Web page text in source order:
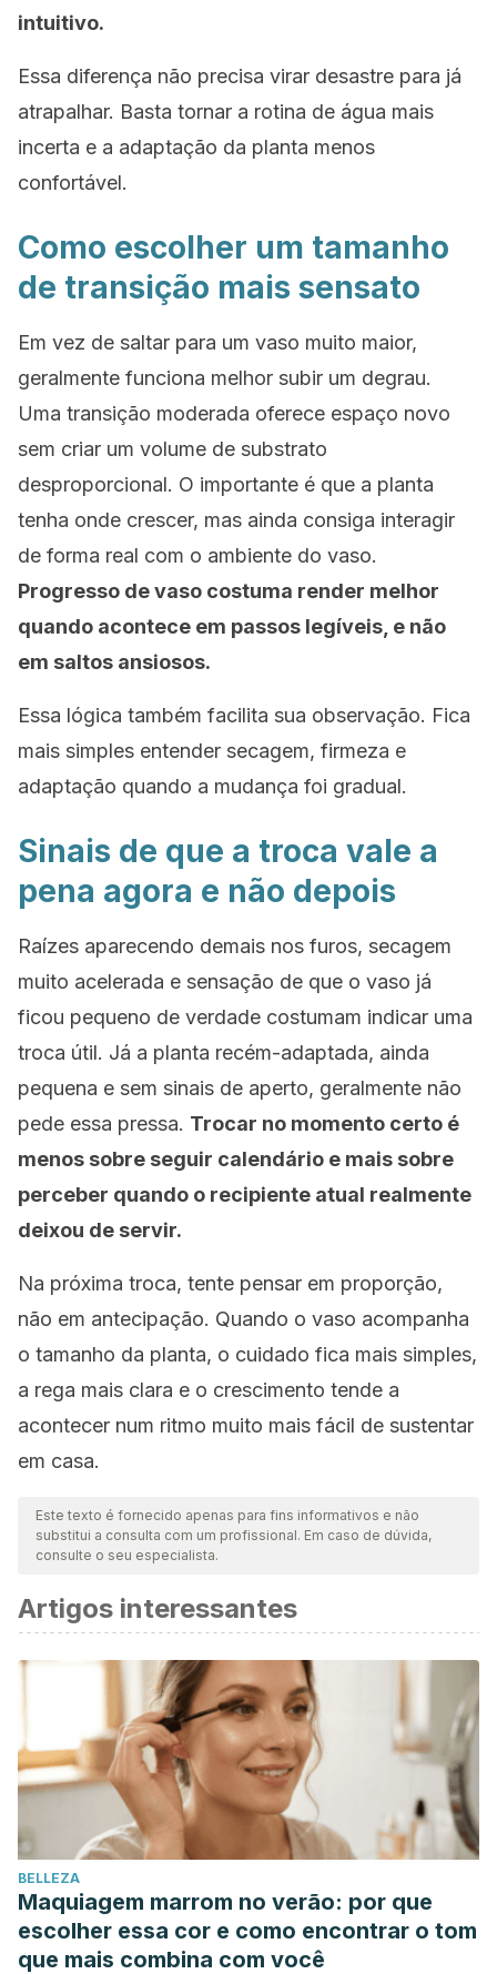
intuitivo.
Essa diferença não precisa virar desastre para já
atrapalhar. Basta tornar a rotina de água mais
incerta e a adaptação da planta menos
confortável.
Como escolher um tamanho
de transição mais sensato
Em vez de saltar para um vaso muito maior,
geralmente funciona melhor subir um degrau.
Uma transição moderada oferece espaço novo
sem criar um volume de substrato
desproporcional. O importante é que a planta
tenha onde crescer, mas ainda consiga interagir
de forma real com o ambiente do vaso.
Progresso de vaso costuma render melhor
quando acontece em passos legíveis, e não
em saltos ansiosos.
Essa lógica também facilita sua observação. Fica
mais simples entender secagem, firmeza e
adaptação quando a mudança foi gradual.
Sinais de que a troca vale a
pena agora e não depois
Raízes aparecendo demais nos furos, secagem
muito acelerada e sensação de que o vaso já
ficou pequeno de verdade costumam indicar uma
troca útil. Já a planta recém-adaptada, ainda
pequena e sem sinais de aperto, geralmente não
pede essa pressa. Trocar no momento certo é
menos sobre seguir calendário e mais sobre
perceber quando o recipiente atual realmente
deixou de servir.
Na próxima troca, tente pensar em proporção,
não em antecipação. Quando o vaso acompanha
o tamanho da planta, o cuidado fica mais simples,
a rega mais clara e o crescimento tende a
acontecer num ritmo muito mais fácil de sustentar
em casa.
Este texto é fornecido apenas para fins informativos e não
substitui a consulta com um profissional. Em caso de dúvida,
consulte o seu especialista.
Artigos interessantes
BELLEZA
Maquiagem marrom no verão: por que
escolher essa cor e como encontrar o tom
que mais combina com você